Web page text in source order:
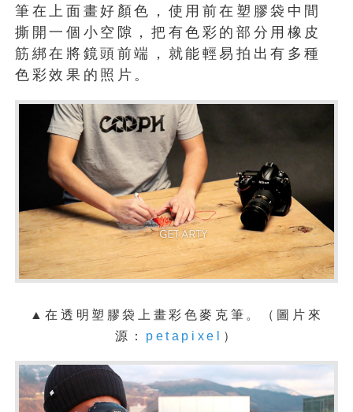
筆在上面畫好顏色，使用前在塑膠袋中間
撕開一個小空隙，把有色彩的部分用橡皮
筋綁在將鏡頭前端，就能輕易拍出有多種
色彩效果的照片。
▲在透明塑膠袋上畫彩色麥克筆。（圖片來
源： petapixel ）